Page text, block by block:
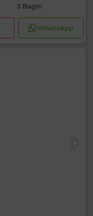
3 Bagni
WhatsApp